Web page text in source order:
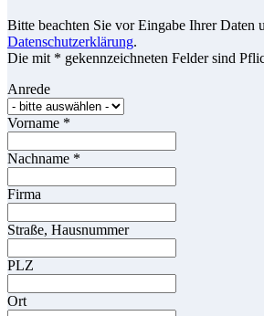
Bitte beachten Sie vor Eingabe Ihrer Daten
Datenschutzerklärung.
Die mit * gekennzeichneten Felder sind
Anrede
Vorname *
Nachname *
Firma
Straße, Hausnummer
PLZ
Ort